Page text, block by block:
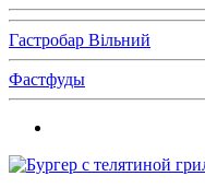
Гастробар Вільний
Фастфуды